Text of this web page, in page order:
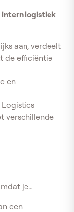
intern logistiek
aan, verdeelt
de efficiëntie
en
Logistics
verschillende
je…
een